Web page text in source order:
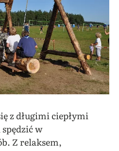
z długimi ciepłymi
w
Z relaksem,